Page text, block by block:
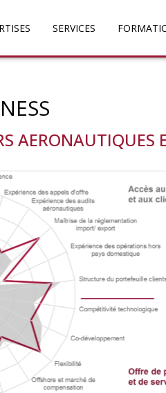
SERVICES
AERONAUTIQUES